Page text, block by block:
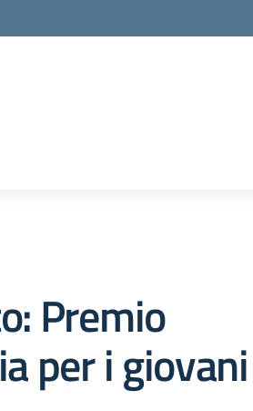
Premio
per i giovani